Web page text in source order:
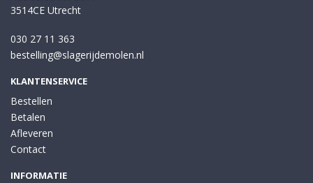
3514CE Utrecht
030 27 11 363
bestelling@slagerijdemolen.nl
KLANTENSERVICE
Bestellen
Betalen
Afleveren
Contact
INFORMATIE